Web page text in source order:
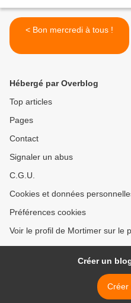
< Bon mercredi à tous !
Hébergé par Overblog
Top articles
Pages
Contact
Signaler un abus
C.G.U.
Cookies et données
Préférences cookies
Voir le profil de Mortimer sur le
Créer un
Créer